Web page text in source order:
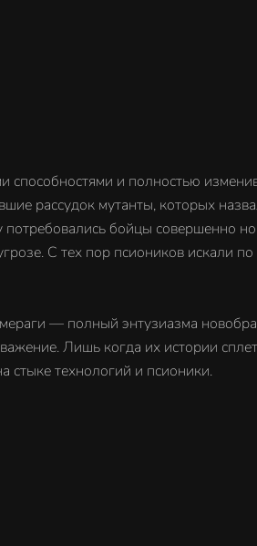
способностями и полностью
рассудок мутанты, которых
бойцы совершенно
С тех пор псиоников искали
— полный энтузиазма
Лишь когда их истории
стыке технологий и псионики.